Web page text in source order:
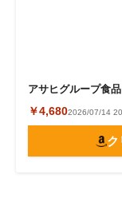
アサヒグループ食
￥4,6802026/07/14
ク